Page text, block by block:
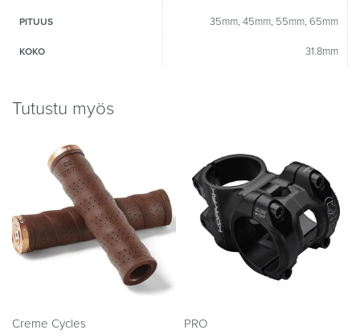
PITUUS 35mm, 45mm, 55mm, 65mm
KOKO 31.8mm
Tutustu myös
Creme Cycles PRO